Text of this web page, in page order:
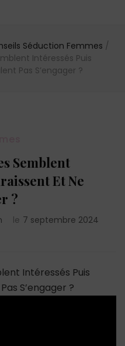
Séduction Femmes /
Intéressés Puis
Pas S’engager ?
Semblent
Et Ne
?
le 7 septembre 2024
Intéressés Puis
S’engager ?